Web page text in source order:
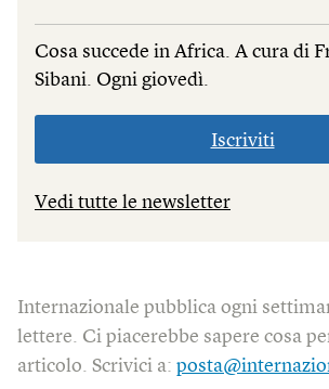
Cosa succede in Africa. A cura di
Sibani. Ogni giovedì.
Iscriviti
Vedi tutte le newsletter
Internazionale pubblica ogni
lettere. Ci piacerebbe sapere cosa
articolo. Scrivici a: